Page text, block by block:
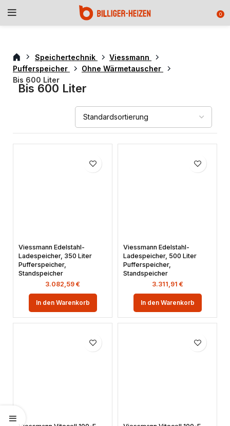
0
Speichertechnik
Viessmann
Pufferspeicher
Ohne Wärmetauscher
Bis 600 Liter
Bis 600 Liter
Viessmann Edelstahl-
Ladespeicher, 350 Liter
Pufferspeicher,
Standspeicher
3.082,59 €
In den Warenkorb
Viessmann Edelstahl-
Ladespeicher, 500 Liter
Pufferspeicher,
Standspeicher
3.311,91 €
In den Warenkorb